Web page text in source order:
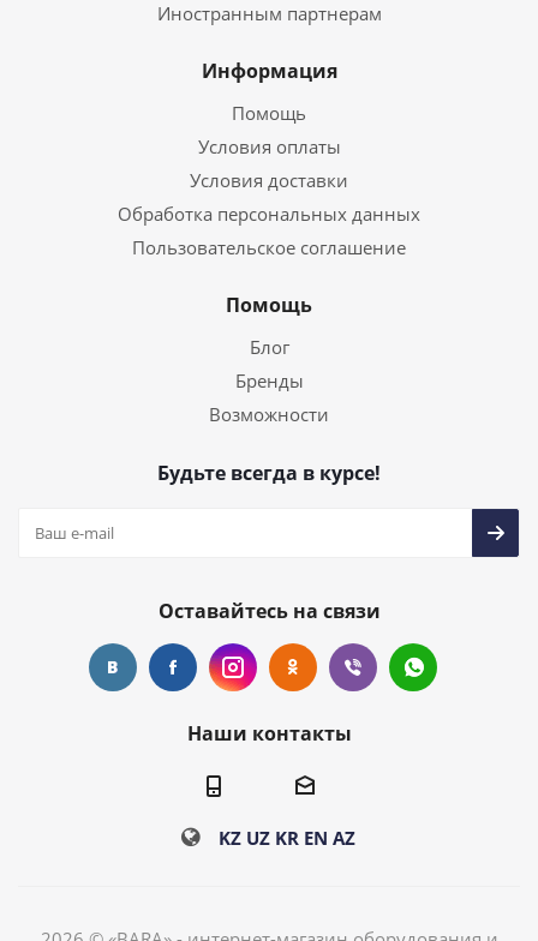
Иностранным партнерам
Информация
Помощь
Условия оплаты
Условия доставки
Обработка персональных данных
Пользовательское соглашение
Помощь
Блог
Бренды
Возможности
Будьте всегда в курсе!
Оставайтесь на связи
Наши контакты
KZ UZ KR EN AZ